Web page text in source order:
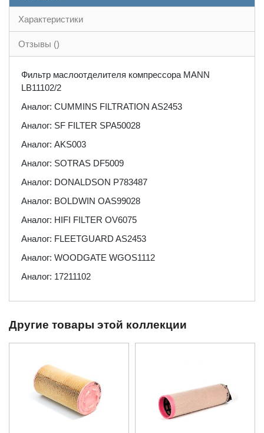
Характеристики
Отзывы ()
Фильтр маслоотделителя компрессора MANN
LB11102/2
Аналог: CUMMINS FILTRATION AS2453
Аналог: SF FILTER SPA50028
Аналог: AKS003
Аналог: SOTRAS DF5009
Аналог: DONALDSON P783487
Аналог: BOLDWIN OAS99028
Аналог: HIFI FILTER OV6075
Аналог: FLEETGUARD AS2453
Аналог: WOODGATE WGOS1112
Аналог: 17211102
Другие товары этой коллекции